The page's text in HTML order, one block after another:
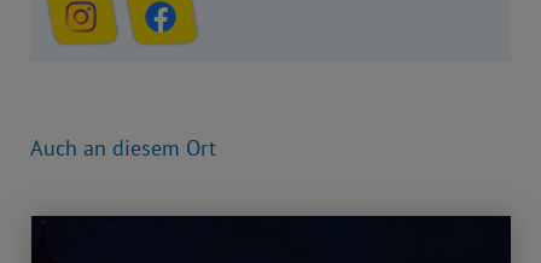
Auch an diesem Ort